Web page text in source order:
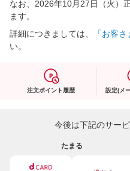
なお、2026年10月27日（火）
ます。
詳細につきましては、
「お客
い。
注文ポイント履歴 設定(メ
今後は下記のサー
たまる